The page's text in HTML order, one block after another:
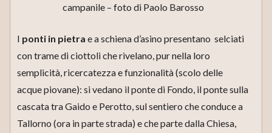
campanile – foto di Paolo Barosso
I ponti in pietra e a schiena d’asino presentano selciati
con trame di ciottoli che rivelano, pur nella loro
semplicità, ricercatezza e funzionalità (scolo delle
acque piovane): si vedano il ponte di Fondo, il ponte sulla
cascata tra Gaido e Perotto, sul sentiero che conduce a
Tallorno (ora in parte strada) e che parte dalla Chiesa,